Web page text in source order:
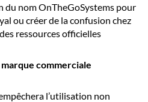
du nom OnTheGoSystems pour
ou créer de la confusion chez
ressources officielles
commerciale
l’utilisation non